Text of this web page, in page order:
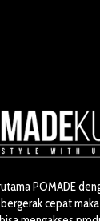
POMADE
cepat